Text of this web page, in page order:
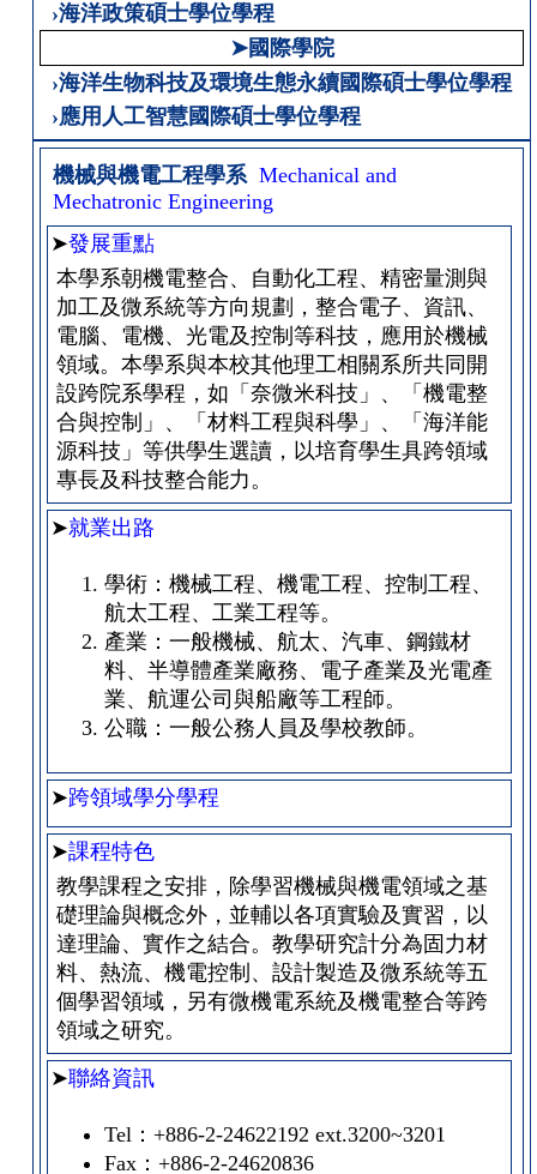
›海洋政策碩士學位學程
➤國際學院
›海洋生物科技及環境生態永續國際碩士學位學程
›應用人工智慧國際碩士學位學程
機械與機電工程學系 Mechanical and
Mechatronic Engineering
➤發展重點
本學系朝機電整合、自動化工程、精密量測與
加工及微系統等方向規劃，整合電子、資訊、
電腦、電機、光電及控制等科技，應用於機械
領域。本學系與本校其他理工相關系所共同開
設跨院系學程，如「奈微米科技」、「機電整
合與控制」、「材料工程與科學」、「海洋能
源科技」等供學生選讀，以培育學生具跨領域
專長及科技整合能力。
➤就業出路
學術：機械工程、機電工程、控制工程、
航太工程、工業工程等。
產業：一般機械、航太、汽車、鋼鐵材
料、半導體產業廠務、電子產業及光電產
業、航運公司與船廠等工程師。
公職：一般公務人員及學校教師。
➤跨領域學分學程
➤課程特色
教學課程之安排，除學習機械與機電領域之基
礎理論與概念外，並輔以各項實驗及實習，以
達理論、實作之結合。教學研究計分為固力材
料、熱流、機電控制、設計製造及微系統等五
個學習領域，另有微機電系統及機電整合等跨
領域之研究。
➤聯絡資訊
Tel：+886-2-24622192 ext.3200~3201
Fax：+886-2-24620836